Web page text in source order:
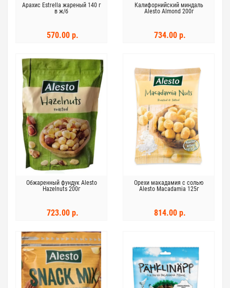
Арахис Estrella жареный 140 г
в ж/б
570.00 р.
Калифорнийский миндаль
Alesto Almond 200г
734.00 р.
Обжаренный фундук Alesto
Hazelnuts 200г
723.00 р.
Орехи макадамия с солью
Alesto Macadamia 125г
814.00 р.